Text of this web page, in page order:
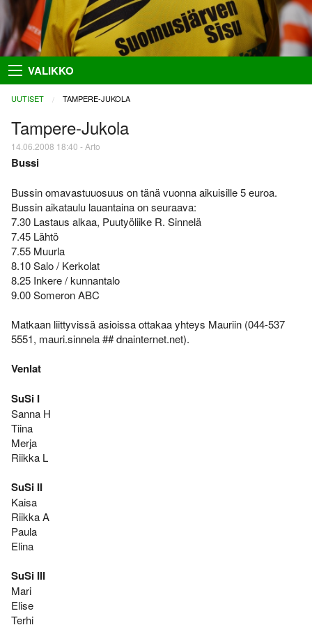
VALIKKO
Takaisin
Hiihto
Palloilu- ja yleisurheilu
Sisumaja
Uutiset
Kalenteri
Menneitä
Takaisin
Riston Hölkkä
Ykkössuunnat
AIEMMAT
Salon Seudun Rastiviesti 2023
Karjalan Liiton
suunnistusmestaruuskilpailut
28.8.2021
Varsinais-Suomen Rastipäivät
8.–9.8.2020
Varsinais-Suomen AM-yö
7.9.2018
keskimatka 3.6.2018
Takaisin
Kuvat
Puvut
SUUNNISTAJILLE
Ilmoittautumisohjeet
Irma
Netti-ilmo
JÄSENTEN SIVUJA
Timo Rapakko
Intranet
Ylläpito
Takaisin
Seuraesittely
Organisaatio
SEURAA MEITÄ
Facebook
Flickr
RSS
UUTISET CURRENT:
TAMPERE-JUKOLA
Tampere-Jukola
14.06.2008 18:40 - Arto
Bussi
Bussin omavastuuosuus on tänä vuonna aikuisille 5 euroa.
Bussin aikataulu lauantaina on seuraava:
7.30 Lastaus alkaa, Puutyöliike R. Sinnelä
7.45 Lähtö
7.55 Muurla
8.10 Salo / Kerkolat
8.25 Inkere / kunnantalo
9.00 Someron ABC
Matkaan liittyvissä asioissa ottakaa yhteys Mauriin (044-537
5551, mauri.sinnela ## dnainternet.net).
Venlat
SuSi I
Sanna H
Tiina
Merja
Riikka L
SuSi II
Kaisa
Riikka A
Paula
Elina
SuSi III
Mari
Elise
Terhi